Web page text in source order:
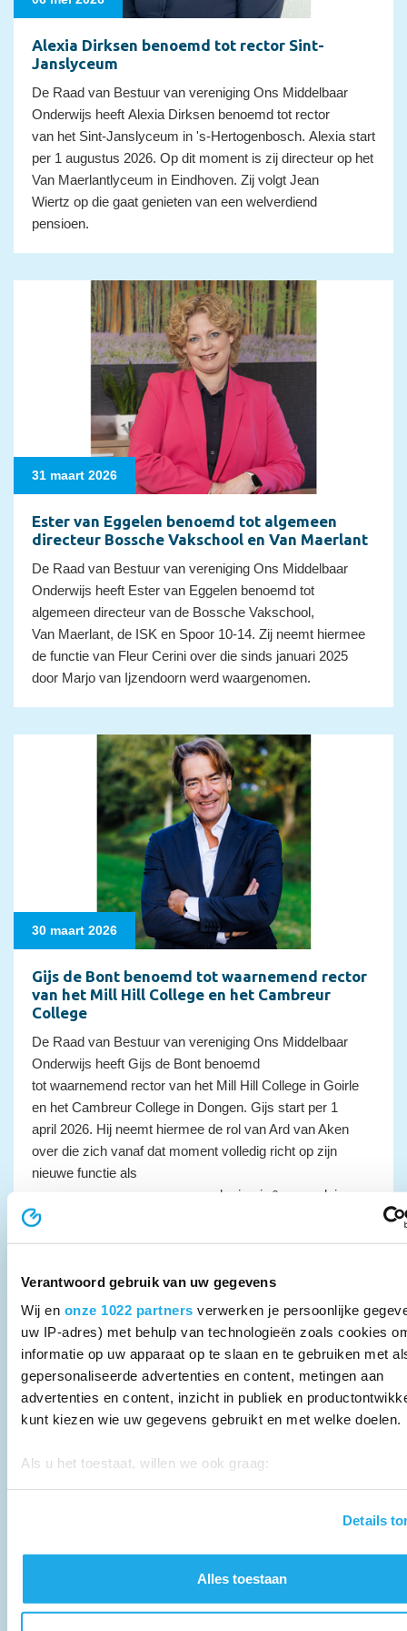
Verantwoord gebruik van uw gegevens
Wij en onze 1022 partners verwerken je persoonlijke
uw IP-adres) met behulp van technologieën zoals cookies
informatie op uw apparaat op te slaan en te gebruiken met
gepersonaliseerde advertenties en content, metingen aan
advertenties en content, inzicht in publiek en
kunt kiezen wie uw gegevens gebruikt en met welke doelen.
Als u het toestaat, willen we ook graag:
Informatie verzamelen over uw geografische locatie,
specifieke eigenschappen (fingerprinting)
Lees meer over hoe uw persoonlijke gegevens worden
stel uw voorkeuren in hetdetailgedeeltein. U kunt uw
Details
Alles toestaan
Alexia Dirksen benoemd tot rector Sint-
Janslyceum
De Raad van Bestuur van vereniging Ons Middelbaar
Onderwijs heeft Alexia Dirksen benoemd tot rector
van het Sint-Janslyceum in 's-Hertogenbosch. Alexia start
per 1 augustus 2026. Op dit moment is zij directeur op het
Van Maerlantlyceum in Eindhoven. Zij volgt Jean
Wiertz op die gaat genieten van een welverdiend
pensioen.
31 maart 2026
Ester van Eggelen benoemd tot algemeen
directeur Bossche Vakschool en Van Maerlant
De Raad van Bestuur van vereniging Ons Middelbaar
Onderwijs heeft Ester van Eggelen benoemd tot
algemeen directeur van de Bossche Vakschool,
Van Maerlant, de ISK en Spoor 10-14. Zij neemt hiermee
de functie van Fleur Cerini over die sinds januari 2025
door Marjo van Ijzendoorn werd waargenomen.
30 maart 2026
Gijs de Bont benoemd tot waarnemend rector
van het Mill Hill College en het Cambreur
College
De Raad van Bestuur van vereniging Ons Middelbaar
Onderwijs heeft Gijs de Bont benoemd
tot waarnemend rector van het Mill Hill College in Goirle
en het Cambreur College in Dongen. Gijs start per 1
april 2026. Hij neemt hiermee de rol van Ard van Aken
over die zich vanaf dat moment volledig richt op zijn
nieuwe functie als
programmamanager samenspel primair & secundair
proces binnen OMO.
26 maart 2026
werd al snel duidelijk: goed onderwijs ontstaat niet alleen
in de klas maar door het samenspel van iedereen die bij